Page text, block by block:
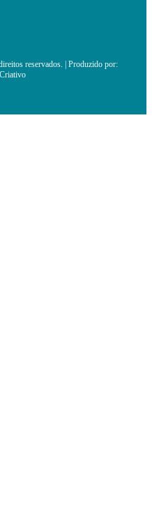
reservados. | Produzido por: